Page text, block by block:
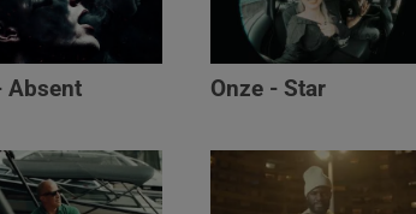
Absent Onze - Star